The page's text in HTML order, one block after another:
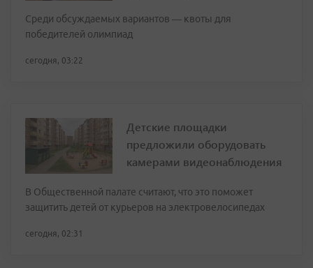
Среди обсуждаемых вариантов — квоты для
победителей олимпиад
сегодня, 03:22
Детские площадки
предложили оборудовать
камерами видеонаблюдения
В Общественной палате считают, что это поможет
защитить детей от курьеров на электровелосипедах
сегодня, 02:31